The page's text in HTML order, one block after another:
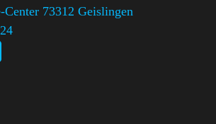
73312 Geislingen